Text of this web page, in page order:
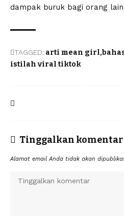
dampak buruk bagi orang
TAGGED: arti mean girl
istilah viral tiktok
Tinggalkan komentar
Alamat email Anda tidak akan